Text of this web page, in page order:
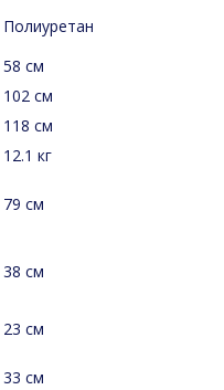
Полиуретан
58 см
102 см
118 см
12.1 кг
79 см
38 см
23 см
33 см